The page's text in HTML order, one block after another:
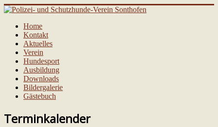
Home
Kontakt
Aktuelles
Verein
Hundesport
Ausbildung
Downloads
Bildergalerie
Gästebuch
Terminkalender